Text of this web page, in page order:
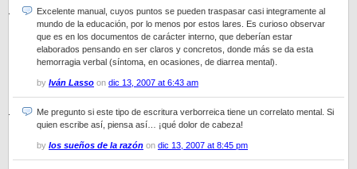
Excelente manual, cuyos puntos se pueden traspasar casi integramente al
mundo de la educación, por lo menos por estos lares. Es curioso observar
que es en los documentos de carácter interno, que deberían estar
elaborados pensando en ser claros y concretos, donde más se da esta
hemorragia verbal (síntoma, en ocasiones, de diarrea mental).
by Iván Lasso on dic 13, 2007 at 6:43 am
Me pregunto si este tipo de escritura verborreica tiene un correlato mental. Si
quien escribe así, piensa así… ¡qué dolor de cabeza!
by los sueños de la razón on dic 13, 2007 at 8:45 pm